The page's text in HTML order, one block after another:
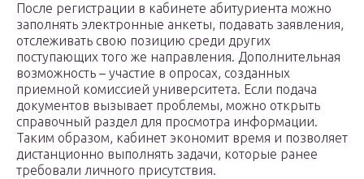
После регистрации в кабинете абитуриента можно
заполнять электронные анкеты, подавать заявления,
отслеживать свою позицию среди других
поступающих того же направления. Дополнительная
возможность – участие в опросах, созданных
приемной комиссией университета. Если подача
документов вызывает проблемы, можно открыть
справочный раздел для просмотра информации.
Таким образом, кабинет экономит время и позволяет
дистанционно выполнять задачи, которые ранее
требовали личного присутствия.